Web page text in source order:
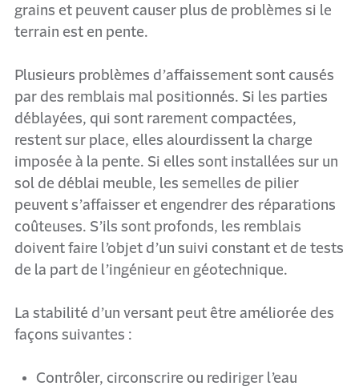
grains et peuvent causer plus de problèmes si le
terrain est en pente.
Plusieurs problèmes d’affaissement sont causés
par des remblais mal positionnés. Si les parties
déblayées, qui sont rarement compactées,
restent sur place, elles alourdissent la charge
imposée à la pente. Si elles sont installées sur un
sol de déblai meuble, les semelles de pilier
peuvent s’affaisser et engendrer des réparations
coûteuses. S’ils sont profonds, les remblais
doivent faire l’objet d’un suivi constant et de tests
de la part de l’ingénieur en géotechnique.
La stabilité d’un versant peut être améliorée des
façons suivantes :
Contrôler, circonscrire ou rediriger l’eau